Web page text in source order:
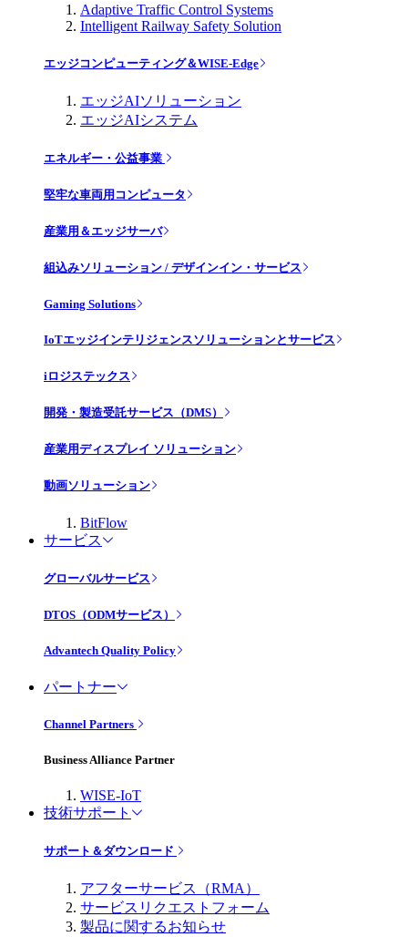
Adaptive Traffic Control Systems
Intelligent Railway Safety Solution
エッジコンピューティング＆WISE-Edge
エッジAIソリューション
エッジAIシステム
エネルギー・公益事業
堅牢な車両用コンピュータ
産業用＆エッジサーバ
組込みソリューション / デザインイン・サービス
Gaming Solutions
IoTエッジインテリジェンスソリューションとサービス
iロジステックス
開発・製造受託サービス（DMS）
産業用ディスプレイ ソリューション
動画ソリューション
BitFlow
サービス
グローバルサービス
DTOS（ODMサービス）
Advantech Quality Policy
パートナー
Channel Partners
Business Alliance Partner
WISE-IoT
技術サポート
サポート＆ダウンロード
アフターサービス（RMA）
サービスリクエストフォーム
製品に関するお知らせ